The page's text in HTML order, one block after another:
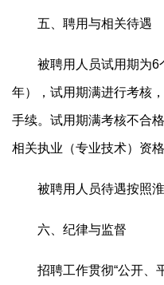
五、聘用与相关待遇
被聘用人员试用期为6
年），试用期满进行考核
手续。试用期满考核不合
相关执业（专业技术）资
被聘用人员待遇按照
六、纪律与监督
招聘工作贯彻“公开、